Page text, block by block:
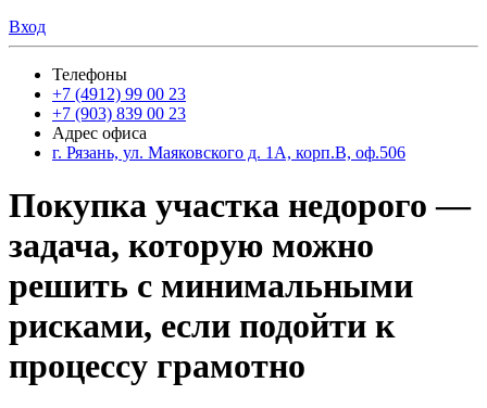
Вход
Телефоны
+7 (4912) 99 00 23
+7 (903) 839 00 23
Адрес офиса
г. Рязань, ул. Маяковского д. 1А, корп.В, оф.506
Покупка участка недорого —
задача, которую можно
решить с минимальными
рисками, если подойти к
процессу грамотно